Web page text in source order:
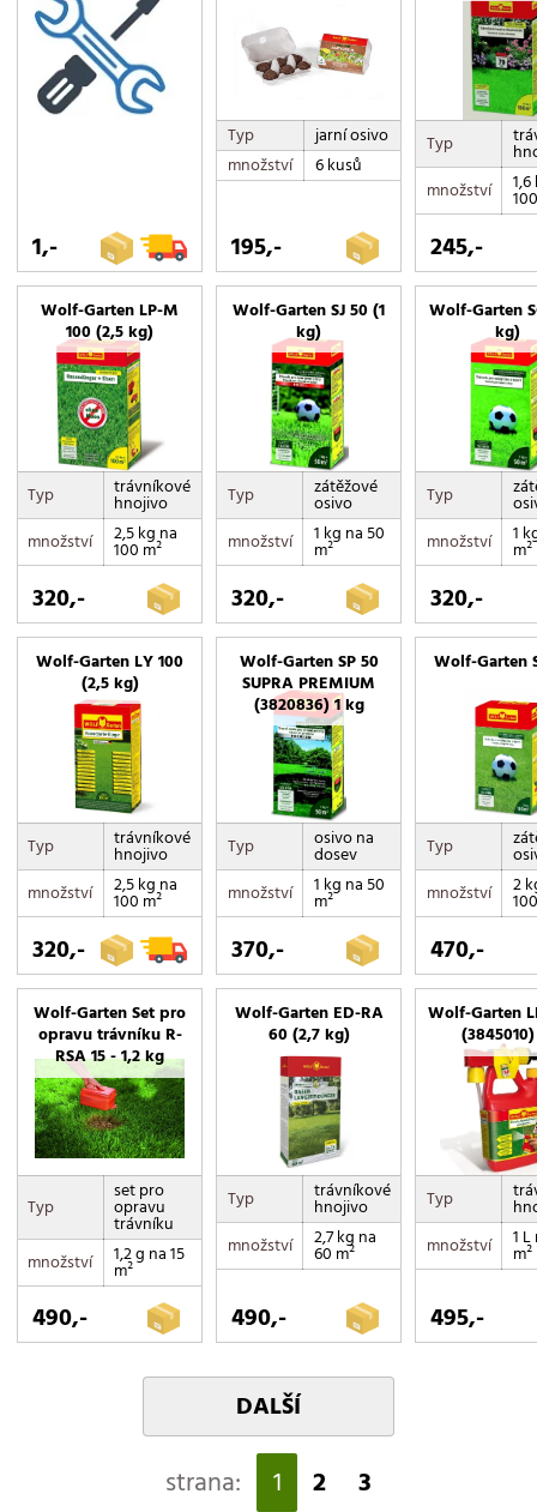
1,-
Typ
jarní osivo
množství
6 kusů
195,-
Typ
množství
245,-
Wolf-Garten LP-M
100 (2,5 kg)
Typ trávníkové
hnojivo
množství
2,5 kg na
100 m²
320,-
Wolf-Garten SJ 50 (1
kg)
Typ zátěžové
osivo
množství
1 kg na 50
m²
320,-
Wolf-Garten
kg)
Typ
množství
1
m²
320,-
Wolf-Garten LY 100
(2,5 kg)
Typ trávníkové
hnojivo
množství
2,5 kg na
100 m²
320,-
Wolf-Garten SP 50
SUPRA PREMIUM
(3820836) 1 kg
Typ osivo na
dosev
množství
1 kg na 50
m²
370,-
Wolf-Garten
Typ
množství
2
470,-
Wolf-Garten Set pro
opravu trávníku R-
RSA 15 - 1,2 kg
Typ
set pro
opravu
trávníku
množství
1,2 g na 15
m²
490,-
Wolf-Garten ED-RA
60 (2,7 kg)
Typ trávníkové
hnojivo
množství
2,7 kg na
60 m²
490,-
Wolf-Garten
Typ
množství
1
m²
495,-
DALŠÍ
strana: 1 2 3